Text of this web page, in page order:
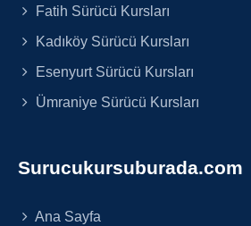
Fatih Sürücü Kursları
Kadıköy Sürücü Kursları
Esenyurt Sürücü Kursları
Ümraniye Sürücü Kursları
Surucukursuburada.com
Ana Sayfa